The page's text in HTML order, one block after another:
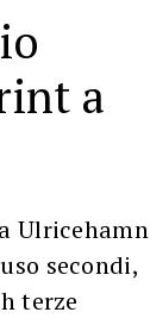
a
Ulricehamn
secondi,
terze